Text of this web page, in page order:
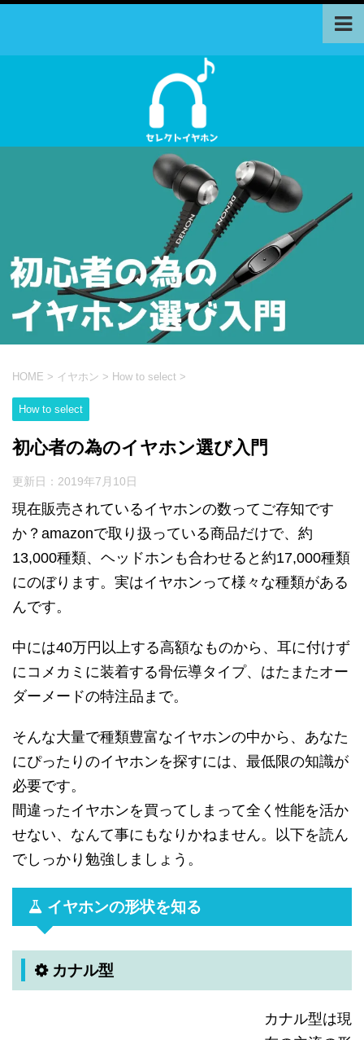
HOME > イヤホン > How to select >
How to select
初心者の為のイヤホン選び入門
更新日： 2019年7月10日
現在販売されているイヤホンの数ってご存知です
か？amazonで取り扱っている商品だけで、約
13,000種類、ヘッドホンも合わせると約17,000種類
にのぼります。実はイヤホンって様々な種類がある
んです。
中には40万円以上する高額なものから、耳に付けず
にコメカミに装着する骨伝導タイプ、はたまたオー
ダーメードの特注品まで。
そんな大量で種類豊富なイヤホンの中から、あなた
にぴったりのイヤホンを探すには、最低限の知識が
必要です。
間違ったイヤホンを買ってしまって全く性能を活か
せない、なんて事にもなりかねません。以下を読ん
でしっかり勉強しましょう。
イヤホンの形状を知る
カナル型
カナル型は現